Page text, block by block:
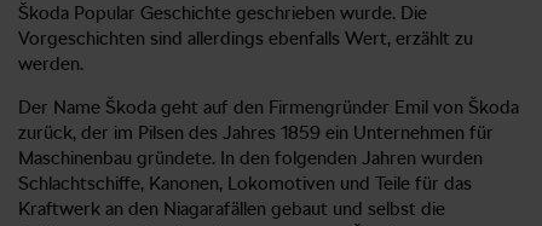
Škoda Popular Geschichte geschrieben wurde. Die
Vorgeschichten sind allerdings ebenfalls Wert, erzählt zu
werden.
Der Name Škoda geht auf den Firmengründer Emil von Škoda
zurück, der im Pilsen des Jahres 1859 ein Unternehmen für
Maschinenbau gründete. In den folgenden Jahren wurden
Schlachtschiffe, Kanonen, Lokomotiven und Teile für das
Kraftwerk an den Niagarafällen gebaut und selbst die